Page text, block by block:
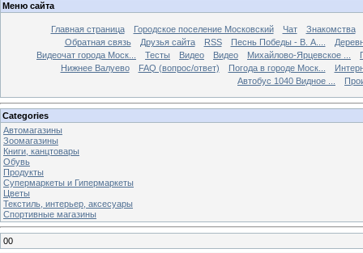
Меню сайта
Главная страница Городское поселение Московский Чат
Знакомства
Обратная связь
Друзья сайта RSS Песнь Победы - В. А....
Видеочат города Моск...
Тесты Видео Видео Михайлово-Ярцевское ...
Нижнее Валуево
FAQ (вопрос/ответ) Погода в городе Моск...
Автобус 1040 Видное ...
Categories
Автомагазины
Зоомагазины
Книги, канцтовары
Обувь
Продукты
Супермаркеты и Гипермаркеты
Цветы
Текстиль, интерьер, аксесуары
Спортивные магазины
00